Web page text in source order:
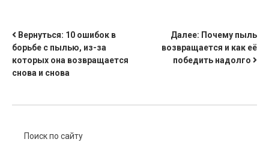
НАВИГАЦИЯ
ПО
ЗАПИСЯМ
Вернуться: 10 ошибок в
борьбе с пылью, из-за
которых она возвращается
снова и снова
Далее: Почему пыль
возвращается и как её
победить надолго
Поиск по сайту